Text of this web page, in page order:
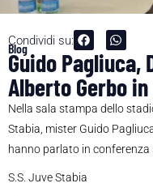
Condividi su:
Blog
Guido Pagliuca,
Alberto Gerbo
Nella sala stampa dello
Stabia, mister Guido
hanno parlato in conferenza
S.S. Juve Stabia